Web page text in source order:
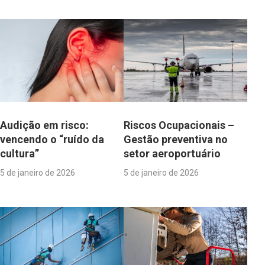
Audição em risco:
vencendo o “ruído da
cultura”
5 de janeiro de 2026
Riscos Ocupacionais –
Gestão preventiva no
setor aeroportuário
5 de janeiro de 2026